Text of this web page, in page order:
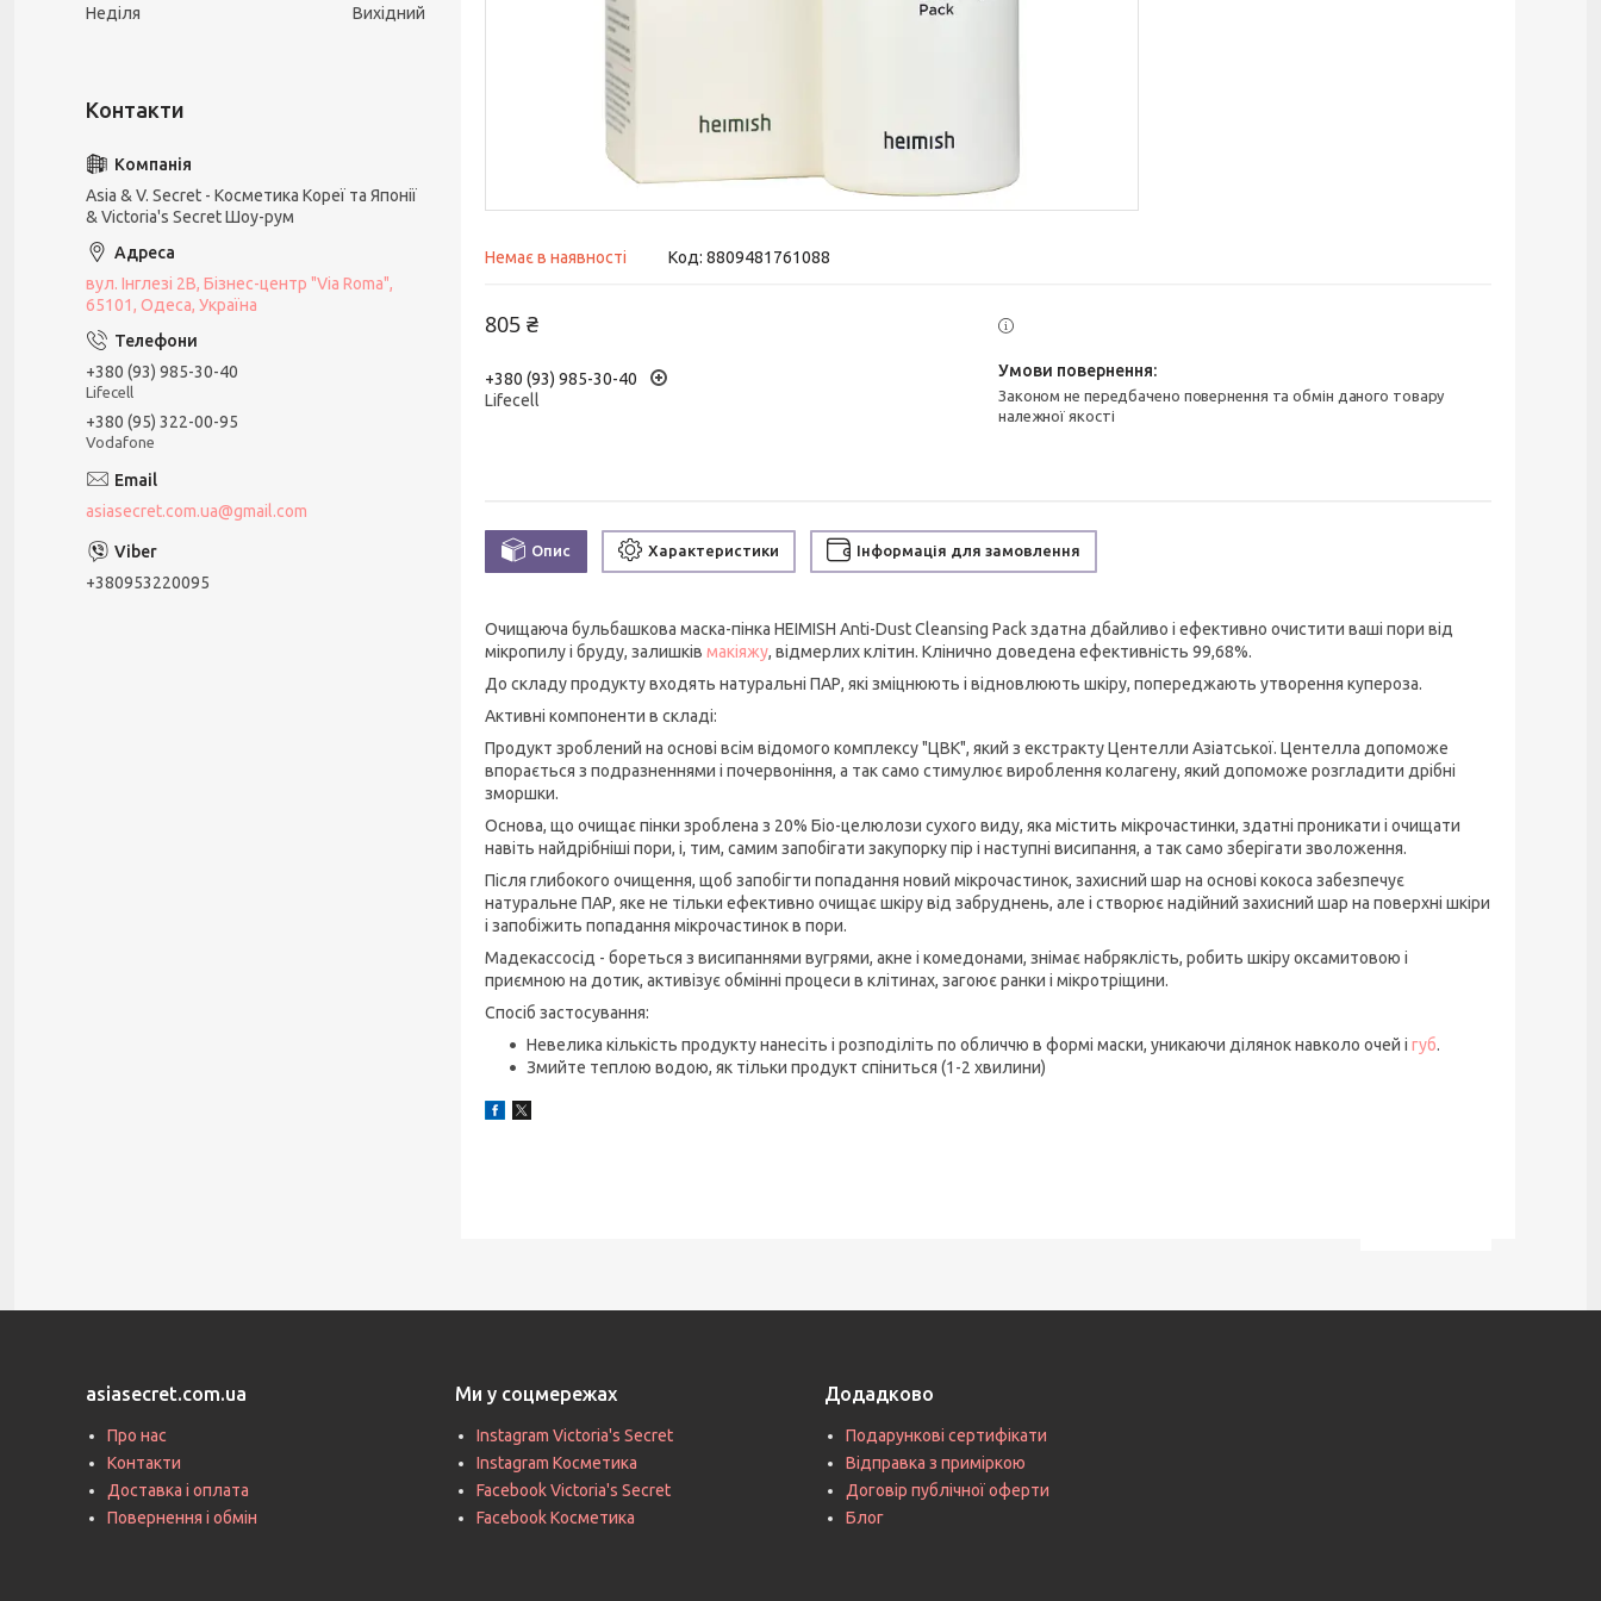
Немає в наявності Код: 8809481761088
805 ₴
+380 (93) 985-30-40
Lifecell
Законом не передбачено повернення та обмін даного товару
належної якості
Опис Характеристики Інформація для замовлення
Очищаюча бульбашкова маска-пінка HEIMISH Anti-Dust Cleansing Pack здатна дбайливо і ефективно очистити ваші пори від
мікропилу і бруду, залишків макіяжу, відмерлих клітин. Клінично доведена ефективність 99,68%.
До складу продукту входять натуральні ПАР, які зміцнюють і відновлюють шкіру, попереджають утворення купероза.
Активні компоненти в складі:
Продукт зроблений на основі всім відомого комплексу "ЦВК", який з екстракту Центелли Азіатської. Центелла допоможе
впорається з подразненнями і почервоніння, а так само стимулює вироблення колагену, який допоможе розгладити дрібні
зморшки.
Основа, що очищає пінки зроблена з 20% Біо-целюлози сухого виду, яка містить мікрочастинки, здатні проникати і очищати
навіть найдрібніші пори, і, тим, самим запобігати закупорку пір і наступні висипання, а так само зберігати зволоження.
Після глибокого очищення, щоб запобігти попадання новий мікрочастинок, захисний шар на основі кокоса забезпечує
натуральне ПАР, яке не тільки ефективно очищає шкіру від забруднень, але і створює надійний захисний шар на поверхні шкіри
і запобіжить попадання мікрочастинок в пори.
Мадекассосід - бореться з висипаннями вугрями, акне і комедонами, знімає набряклість, робить шкіру оксамитовою і
приємною на дотик, активізує обмінні процеси в клітинах, загоює ранки і мікротріщини.
Спосіб застосування:
Невелика кількість продукту нанесіть і розподіліть по обличчю в формі маски, уникаючи ділянок навколо очей і губ.
Змийте теплою водою, як тільки продукт спіниться (1-2 хвилини)
Неділя Вихідний
Asia & V. Secret - Косметика Кореї та Японії
& Victoria's Secret Шоу-рум
вул. Інглезі 2В, Бізнес-центр "Via Roma",
65101, Одеса, Україна
+380 (93) 985-30-40
Lifecell
+380 (95) 322-00-95
Vodafone
asiasecret.com.ua@gmail.com
+380953220095
asiasecret.com.ua
Про нас
Контакти
Доставка і оплата
Повернення і обмін
Ми у соцмережах
Instagram Victoria's Secret
Instagram Косметика
Facebook Victoria's Secret
Facebook Косметика
Додадково
Подарункові сертифікати
Відправка з приміркою
Договір публічної оферти
Блог